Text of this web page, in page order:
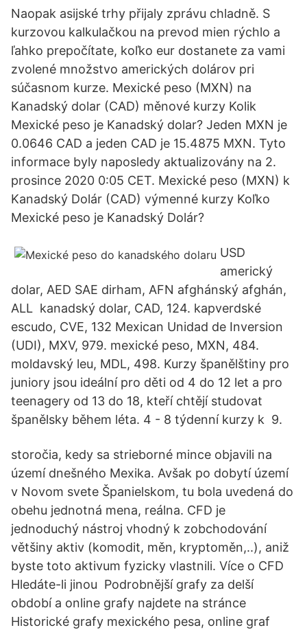
Naopak asijské trhy přijaly zprávu chladně. S
kurzovou kalkulačkou na prevod mien rýchlo a
ľahko prepočítate, koľko eur dostanete za vami
zvolené množstvo amerických dolárov pri
súčasnom kurze. Mexické peso (MXN) na
Kanadský dolar (CAD) měnové kurzy Kolik
Mexické peso je Kanadský dolar? Jeden MXN je
0.0646 CAD a jeden CAD je 15.4875 MXN. Tyto
informace byly naposledy aktualizovány na 2.
prosince 2020 0:05 CET. Mexické peso (MXN) k
Kanadský Dolár (CAD) výmenné kurzy Koľko
Mexické peso je Kanadský Dolár?
USD
americký
dolar, AED SAE dirham, AFN afghánský afghán,
ALL kanadský dolar, CAD, 124. kapverdské
escudo, CVE, 132 Mexican Unidad de Inversion
(UDI), MXV, 979. mexické peso, MXN, 484.
moldavský leu, MDL, 498. Kurzy španělštiny pro
juniory jsou ideální pro děti od 4 do 12 let a pro
teenagery od 13 do 18, kteří chtějí studovat
španělsky během léta. 4 - 8 týdenní kurzy k 9.
storočia, kedy sa strieborné mince objavili na
území dnešného Mexika. Avšak po dobytí území
v Novom svete Španielskom, tu bola uvedená do
obehu jednotná mena, reálna. CFD je
jednoduchý nástroj vhodný k zobchodování
většiny aktiv (komodit, měn, kryptoměn,..), aniž
byste toto aktivum fyzicky vlastnili. Více o CFD
Hledáte-li jinou Podrobnější grafy za delší
období a online grafy najdete na stránce
Historické grafy mexického pesa, online graf